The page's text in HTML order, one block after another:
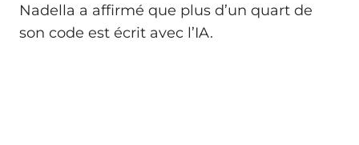
Nadella a affirmé que plus d’un quart de
son code est écrit avec l’IA.